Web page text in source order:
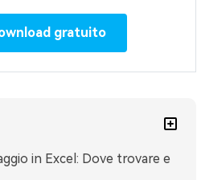
gratuito
in Excel: Dove trovare e